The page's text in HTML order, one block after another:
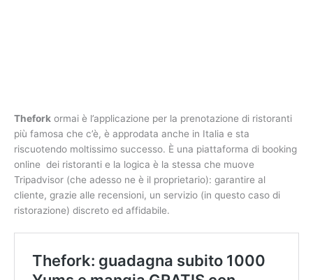
Thefork ormai è l’applicazione per la prenotazione di ristoranti
più famosa che c’è, è approdata anche in Italia e sta
riscuotendo moltissimo successo. È una piattaforma di booking
online dei ristoranti e la logica è la stessa che muove
Tripadvisor (che adesso ne è il proprietario): garantire al
cliente, grazie alle recensioni, un servizio (in questo caso di
ristorazione) discreto ed affidabile.